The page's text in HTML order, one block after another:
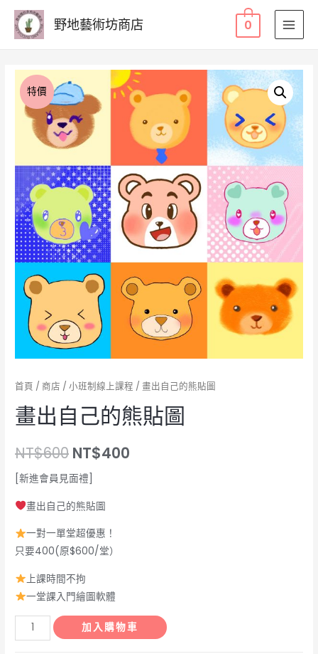
野地藝術坊商店 0
特價
首頁 /商店 /小班制線上課程 / 畫出自己的熊貼圖
畫出自己的熊貼圖
NT$600 原
始
價
格：
NT$600。
NT$400
[新進會員見面禮]
畫出自己的熊貼圖
一對一單堂超優惠！
只要400(原$600/堂）
上課時間不拘
一堂課入門繪圖軟體
出
加入購物車